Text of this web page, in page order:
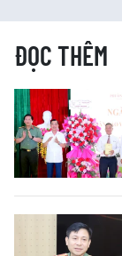
ĐỌC THÊM